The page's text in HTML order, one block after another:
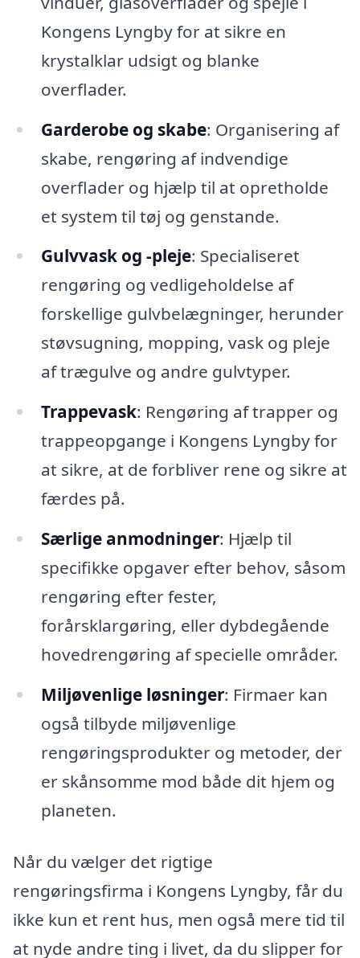
Kongens Lyngby for at sikre en
krystalklar udsigt og blanke
overflader.
Garderobe og skabe: Organisering af
skabe, rengøring af indvendige
overflader og hjælp til at opretholde
et system til tøj og genstande.
Gulvvask og -pleje: Specialiseret
rengøring og vedligeholdelse af
forskellige gulvbelægninger, herunder
støvsugning, mopping, vask og pleje
af trægulve og andre gulvtyper.
Trappevask: Rengøring af trapper og
trappeopgange i Kongens Lyngby for
at sikre, at de forbliver rene og sikre at
færdes på.
Særlige anmodninger: Hjælp til
specifikke opgaver efter behov, såsom
rengøring efter fester,
forårsklargøring, eller dybdegående
hovedrengøring af specielle områder.
Miljøvenlige løsninger: Firmaer kan
også tilbyde miljøvenlige
rengøringsprodukter og metoder, der
er skånsomme mod både dit hjem og
planeten.
Når du vælger det rigtige
rengøringsfirma i Kongens Lyngby, får du
ikke kun et rent hus, men også mere tid til
at nyde andre ting i livet, da du slipper for